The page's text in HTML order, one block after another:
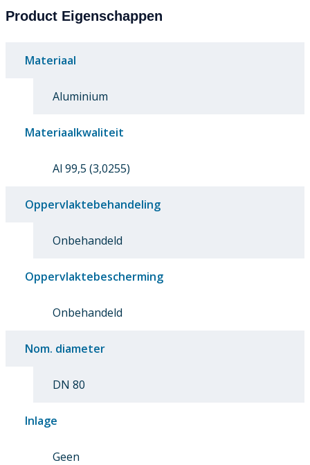
Product Eigenschappen
Materiaal
Aluminium
Materiaalkwaliteit
Al 99,5 (3,0255)
Oppervlaktebehandeling
Onbehandeld
Oppervlaktebescherming
Onbehandeld
Nom. diameter
DN 80
Inlage
Geen